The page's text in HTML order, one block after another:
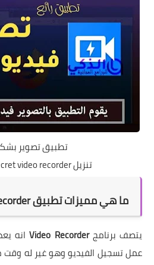
تطبيق تصوير
تنزيل secret video recorder من الاسفل
ما هي مميزات تطبيق Secret video recorder ؟
يتصف برنامجVideo Recorderانه
عمل تسجيل الفيديو وهو غير له